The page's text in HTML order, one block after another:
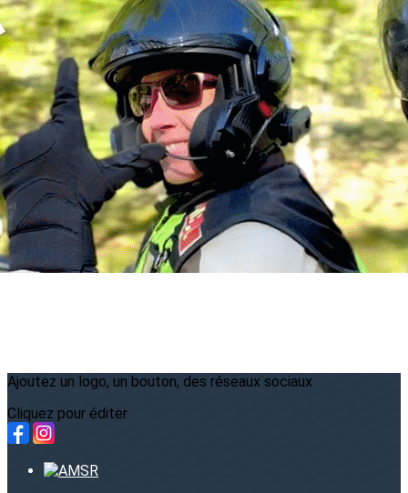
Menu
<
>
2026
2025
2024
2023
?>
Images de la page d'accueil
Cliquez pour éditer
Ajoutez un logo, un bouton, des réseaux sociaux
Cliquez pour éditer